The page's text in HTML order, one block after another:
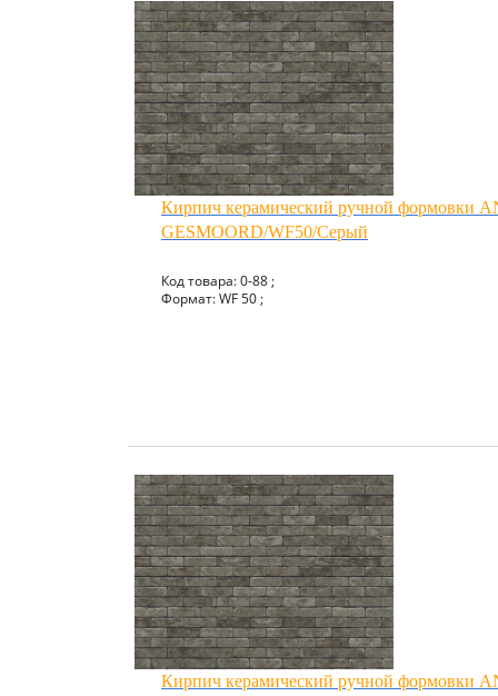
Кирпич керамический ручной формовки
GESMOORD/WF50/Серый
Код товара: 0-88 ;
Формат: WF 50 ;
Кирпич керамический ручной формовки